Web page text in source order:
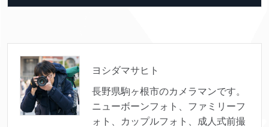
ヨシダマサヒト
長野県駒ヶ根市のカメラマンです。
ニューボーンフォト、ファミリーフ
ォト、カップルフォト、成人式前撮